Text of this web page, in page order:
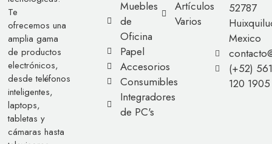
Te
ofrecemos una
amplia gama
de productos
electrónicos,
desde teléfonos
inteligentes,
laptops,
tabletas y
cámaras hasta
Muebles
de
Oficina
Papel
Accesorios
Consumibles
Integradores
de PC's
Artículos
Varios
52787
Mexico
(+52) 561
120 1905